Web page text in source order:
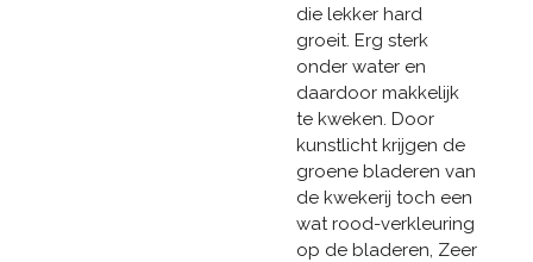
die lekker hard
groeit. Erg sterk
onder water en
daardoor makkelijk
te kweken. Door
kunstlicht krijgen de
groene bladeren van
de kwekerij toch een
wat rood-verkleuring
op de bladeren, Zeer